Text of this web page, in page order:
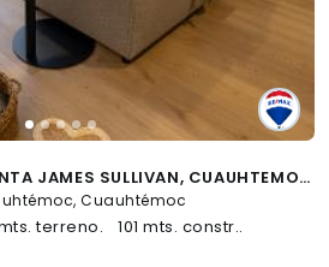
DEPARTAMENTO EN RENTA JAMES SULLIVAN, CUAUHTEMOC - (34)
Cuauhtémoc
mts. terreno. 101 mts. constr..